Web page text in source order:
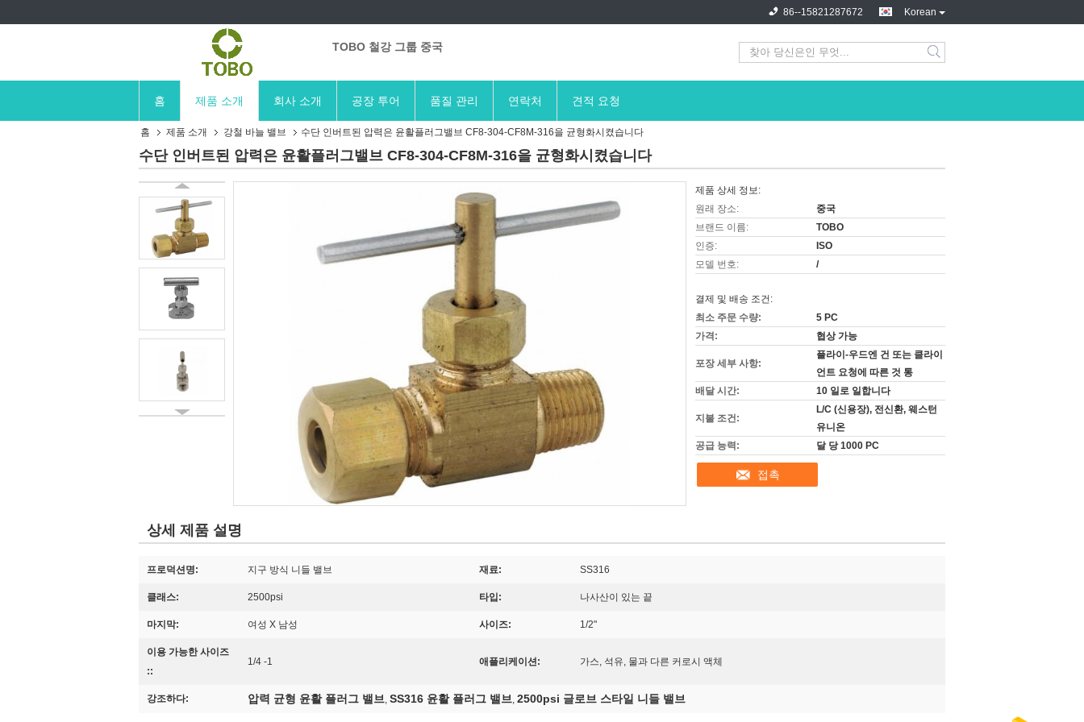
Korean
86--15821287672
TOBO 철강 그룹 중국
홈 제품 소개 회사 소개 공장 투어 품질 관리 연락처 견적 요청
홈 제품 소개 강철 바늘 밸브 수단 인버트된 압력은 윤활플러그밸브 CF8-304-CF8M-316을 균형화시켰습니다
수단 인버트된 압력은 윤활플러그밸브 CF8-304-CF8M-316을 균형화시켰습니다
제품 상세 정보:
원래 장소:
중국
브랜드 이름:
TOBO
인증:
ISO
모델 번호:
/
결제 및 배송 조건:
최소 주문 수량:
5 PC
가격:
협상 가능
포장 세부 사항:
플라이-우드엔 건 또는 클라이
언트 요청에 따른 것 통
배달 시간:
10 일로 일합니다
지불 조건:
L/C (신용장), 전신환, 웨스턴
유니온
공급 능력:
달 당 1000 PC
접촉
상세 제품 설명
프로덕션명: 지구 방식 니들 밸브 재료: SS316
클래스: 2500psi 타입: 나사산이 있는 끝
마지막: 여성 X 남성 사이즈: 1/2"
이용 가능한 사이즈
::
1/4 -1 애플리케이션: 가스, 석유, 물과 다른 커로시 액체
강조하다: 압력 균형 윤활 플러그 밸브, SS316 윤활 플러그 밸브, 2500psi 글로브 스타일 니들 밸브